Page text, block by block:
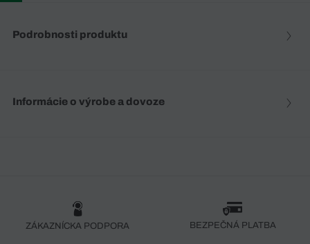
Podrobnosti produktu
Informácie o výrobe a dovoze
ZÁKAZNÍCKA PODPORA BEZPEČNÁ PLATBA